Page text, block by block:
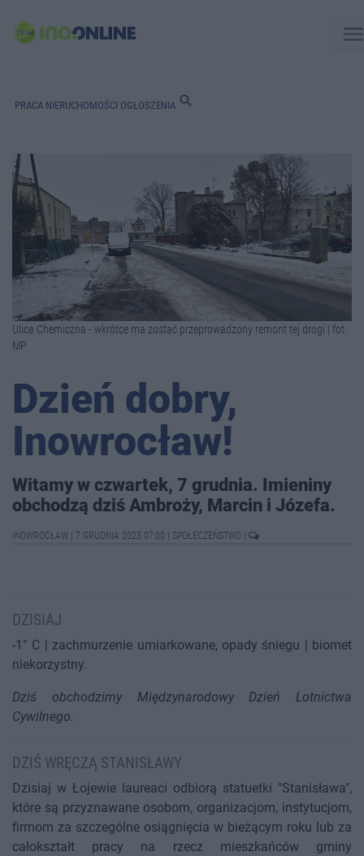
PRACA NIERUCHOMOŚCI OGŁOSZENIA search
Ulica Chemiczna - wkrótce ma zostać przeprowadzony remont tej drogi | fot.
MP
Dzień dobry,
Inowrocław!
Witamy w czwartek, 7 grudnia. Imieniny
obchodzą dziś Ambroży, Marcin i Józefa.
INOWROCŁAW 7 GRUDNIA 2023 07:00 SPOŁECZEŃSTWO
DZISIAJ
-1° C | zachmurzenie umiarkowane, opady śniegu | biomet
niekorzystny.
Dziś obchodzimy Międzynarodowy Dzień Lotnictwa
Cywilnego.
DZIŚ WRĘCZĄ STANISŁAWY
Dzisiaj w Łojewie laureaci odbiorą statuetki "Stanisława",
które są przyznawane osobom, organizacjom, instytucjom,
firmom za szczególne osiągnięcia w bieżącym roku lub za
całokształt pracy na rzecz mieszkańców gminy